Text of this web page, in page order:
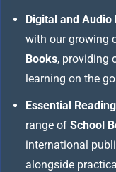
Digital and Audio
with our growing
Books, providing
learning on the
Essential
range of School
international
alongside